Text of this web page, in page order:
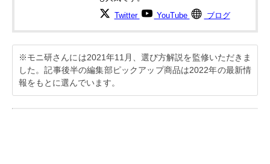
Twitter YouTube ブログ
※モニ研さんには2021年11月、選び方解説を監修いただきま
した。記事後半の編集部ピックアップ商品は2022年の最新情
報をもとに選んでいます。